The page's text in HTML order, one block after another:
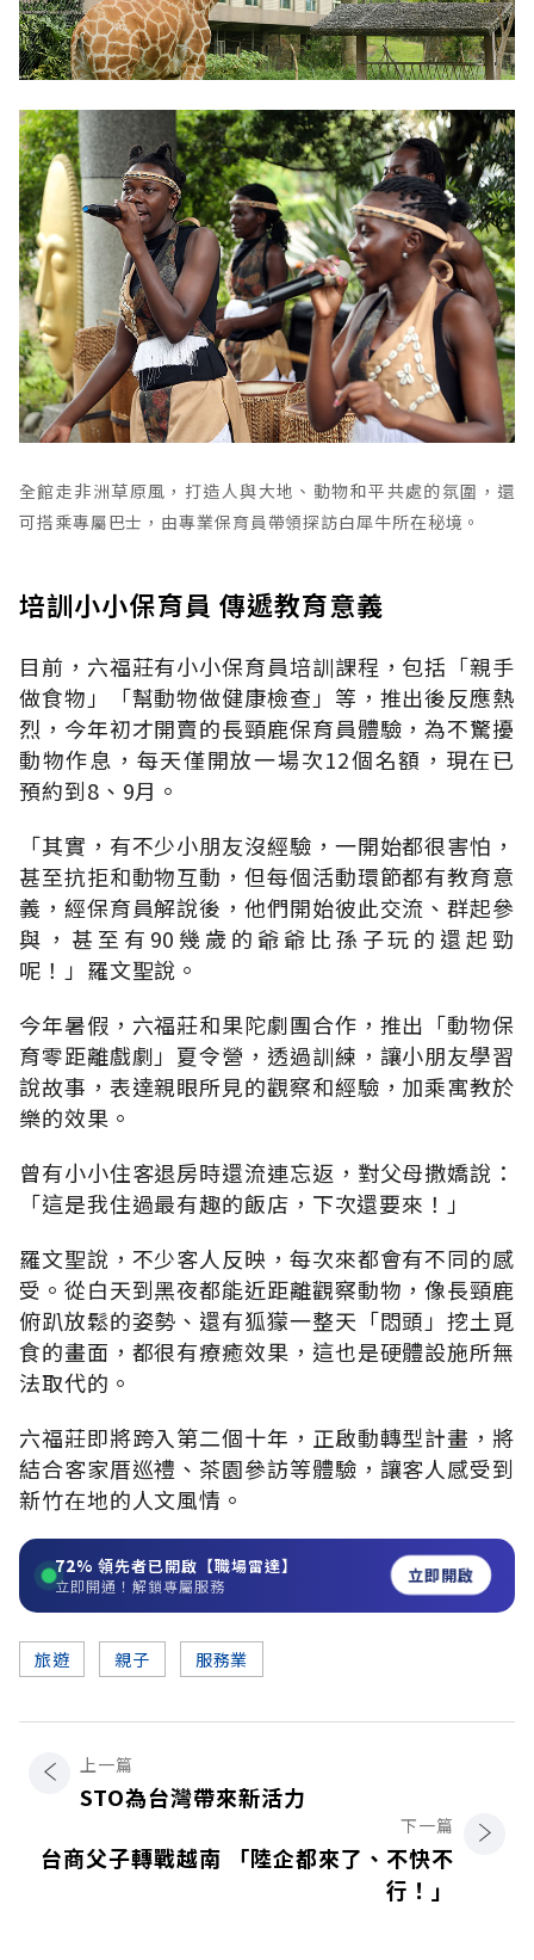
全館走非洲草原風，打造人與大地、動物和平共處的氛圍，還
可搭乘專屬巴士，由專業保育員帶領探訪白犀牛所在秘境。
培訓小小保育員 傳遞教育意義
目前，六福莊有小小保育員培訓課程，包括「親手
做食物」「幫動物做健康檢查」等，推出後反應熱
烈，今年初才開賣的長頸鹿保育員體驗，為不驚擾
動物作息，每天僅開放一場次12個名額，現在已
預約到8、9月。
「其實，有不少小朋友沒經驗，一開始都很害怕，
甚至抗拒和動物互動，但每個活動環節都有教育意
義，經保育員解說後，他們開始彼此交流、群起參
與，甚至有90幾歲的爺爺比孫子玩的還起勁
呢！」羅文聖說。
今年暑假，六福莊和果陀劇團合作，推出「動物保
育零距離戲劇」夏令營，透過訓練，讓小朋友學習
說故事，表達親眼所見的觀察和經驗，加乘寓教於
樂的效果。
曾有小小住客退房時還流連忘返，對父母撒嬌說：
「這是我住過最有趣的飯店，下次還要來！」
羅文聖說，不少客人反映，每次來都會有不同的感
受。從白天到黑夜都能近距離觀察動物，像長頸鹿
俯趴放鬆的姿勢、還有狐獴一整天「悶頭」挖土覓
食的畫面，都很有療癒效果，這也是硬體設施所無
法取代的。
六福莊即將跨入第二個十年，正啟動轉型計畫，將
結合客家厝巡禮、茶園參訪等體驗，讓客人感受到
新竹在地的人文風情。
72% 領先者已開啟【職場雷達】
立即開通！解鎖專屬服務 立即開啟
旅遊 親子 服務業
上一篇
STO為台灣帶來新活力
下一篇
台商父子轉戰越南 「陸企都來了、不快不
行！」